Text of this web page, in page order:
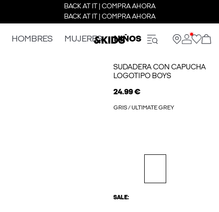
BACK AT IT | COMPRA AHORA
BACK AT IT | COMPRA AHORA
HOMBRES MUJERES NIÑOS
SUDADERA CON CAPUCHA
LOGOTIPO BOYS
24.99 €
GRIS / ULTIMATE GREY
SALE: